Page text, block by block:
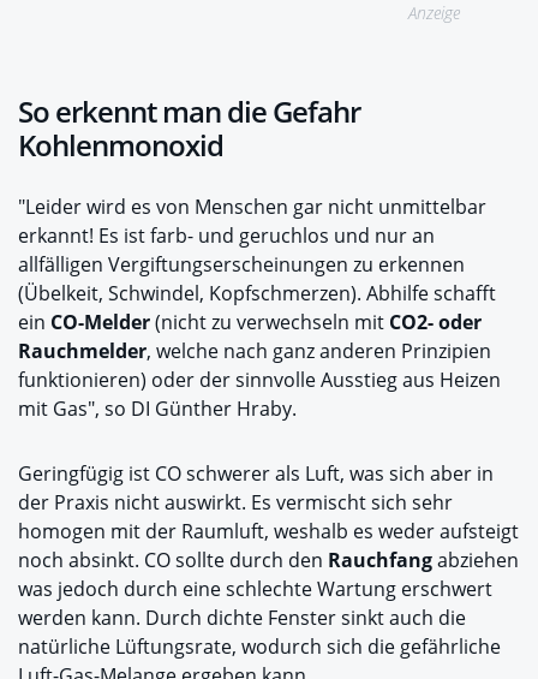
Anzeige
So erkennt man die Gefahr
Kohlenmonoxid
"Leider wird es von Menschen gar nicht unmittelbar
erkannt! Es ist farb- und geruchlos und nur an
allfälligen Vergiftungserscheinungen zu erkennen
(Übelkeit, Schwindel, Kopfschmerzen). Abhilfe schafft
ein CO-Melder(nicht zu verwechseln mit CO2- oder
Rauchmelder, welche nach ganz anderen Prinzipien
funktionieren) oder der sinnvolle Ausstieg aus Heizen
mit Gas", so DI Günther Hraby.
Geringfügig ist CO schwerer als Luft, was sich aber in
der Praxis nicht auswirkt. Es vermischt sich sehr
homogen mit der Raumluft, weshalb es weder aufsteigt
noch absinkt. CO sollte durch den Rauchfangabziehen
was jedoch durch eine schlechte Wartung erschwert
werden kann. Durch dichte Fenster sinkt auch die
natürliche Lüftungsrate, wodurch sich die gefährliche